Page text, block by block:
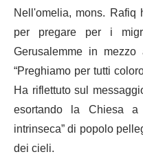
Nell'omelia, mons.
per pregare per i
Gerusalemme in
“Preghiamo per tutti
Ha riflettuto sul
esortando la Chiesa
intrinseca” di popolo
dei cieli.